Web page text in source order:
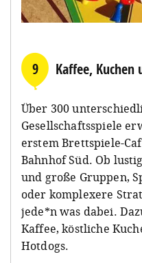
9 Kaffee,
Über 300
Gesellschaftsspiele
erstem Brettspiele-
Bahnhof Süd. Ob
und große Gruppen,
oder komplexere
jede*n was dabei.
Kaffee, köstliche
Hotdogs.